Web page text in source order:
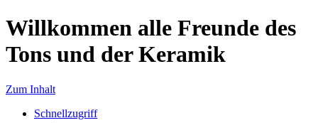
Willkommen alle Freunde des
Tons und der Keramik
Zum Inhalt
Schnellzugriff